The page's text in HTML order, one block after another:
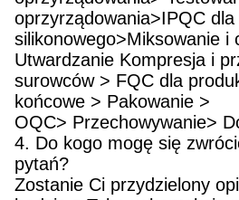
oprzyrządowania>IPQC
silikonowego>Miksowanie i
Utwardzanie Kompresja i
surowców > FQC dla
końcowe > Pakowanie >
OQC> Przechowywanie>
4. Do kogo mogę się
pytań?
Zostanie Ci przydzielony